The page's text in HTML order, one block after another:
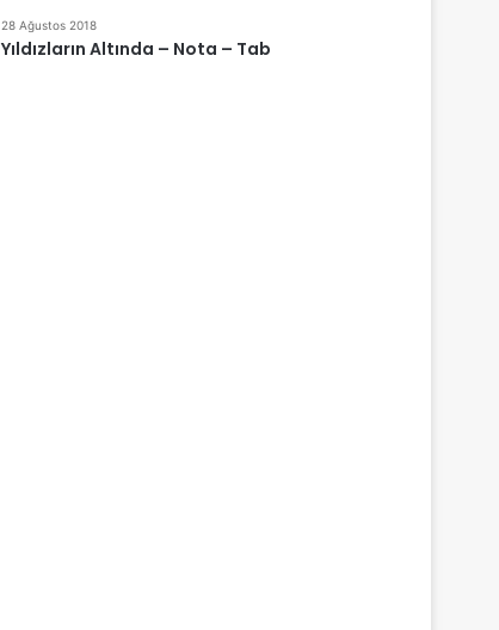
28 Ağustos 2018
Yıldızların Altında – Nota – Tab